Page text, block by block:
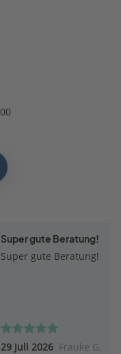
Super gute Beratung!
Super gute Beratung!
29 Juli 2026 Frauke G.